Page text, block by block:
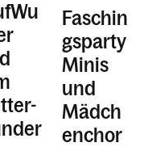
Faschin
gsparty
Minis
und
Mädch
enchor